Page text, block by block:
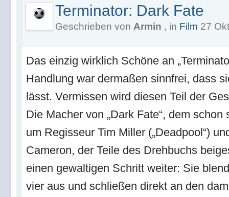
Terminator: Dark Fate
Geschrieben von Armin , in Film 27
Das einzig wirklich Schöne an
Handlung war dermaßen sinnfrei, dass
lässt. Vermissen wird diesen Teil der
Die Macher von „Dark Fate“, dem
um Regisseur Tim Miller („Deadpool“)
Cameron, der Teile des Drehbuchs
einen gewaltigen Schritt weiter: Sie
vier aus und schließen direkt an den